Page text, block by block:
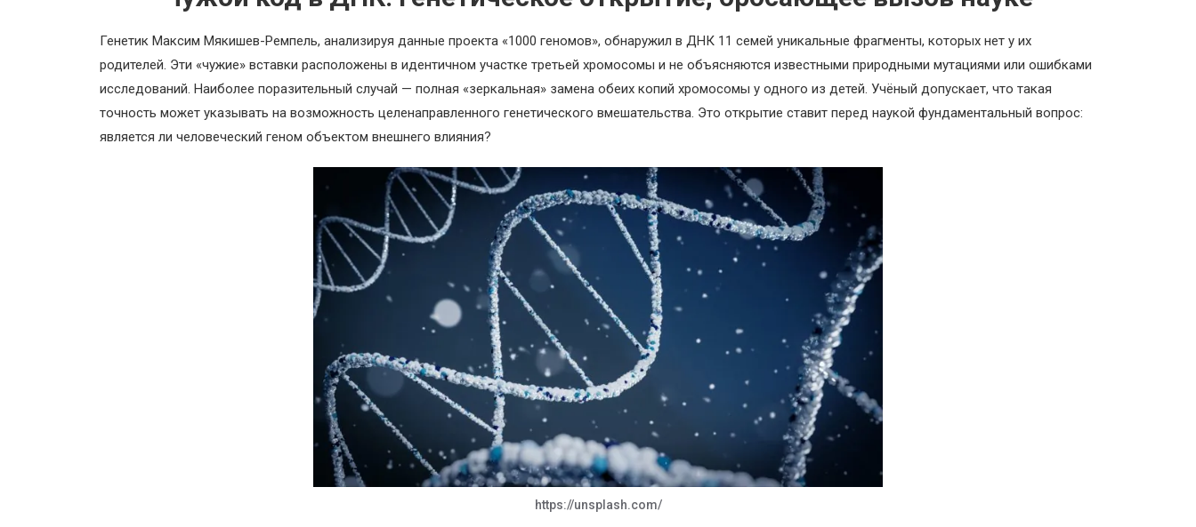
Генетик Максим Мякишев-Ремпель, анализируя данные проекта «1000 геномов», обнаружил в ДНК 11 семей уникальные фрагменты, которых нет у их
родителей. Эти «чужие» вставки расположены в идентичном участке третьей хромосомы и не объясняются известными природными мутациями или ошибками
исследований. Наиболее поразительный случай — полная «зеркальная» замена обеих копий хромосомы у одного из детей. Учёный допускает, что такая
точность может указывать на возможность целенаправленного генетического вмешательства. Это открытие ставит перед наукой фундаментальный вопрос:
является ли человеческий геном объектом внешнего влияния?
https://unsplash.com/